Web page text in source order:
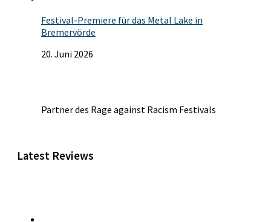
Festival-Premiere für das Metal Lake in
Bremervörde
20. Juni 2026
Partner des Rage against Racism Festivals
Latest Reviews